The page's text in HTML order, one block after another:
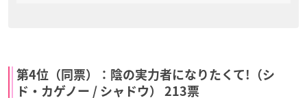
第4位（同票）：陰の実力者になりたくて!（シ
ド・カゲノー / シャドウ） 213票